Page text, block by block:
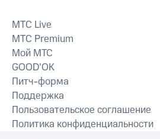
MTС Live
MTС Premium
Мой МТС
GOOD’OK
Питч-форма
Поддержка
Пользовательское соглашение
Политика конфиденциальности